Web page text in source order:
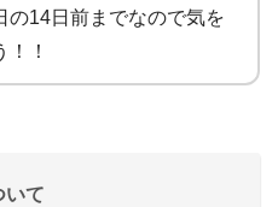
の14日前までなので気を
！
いて